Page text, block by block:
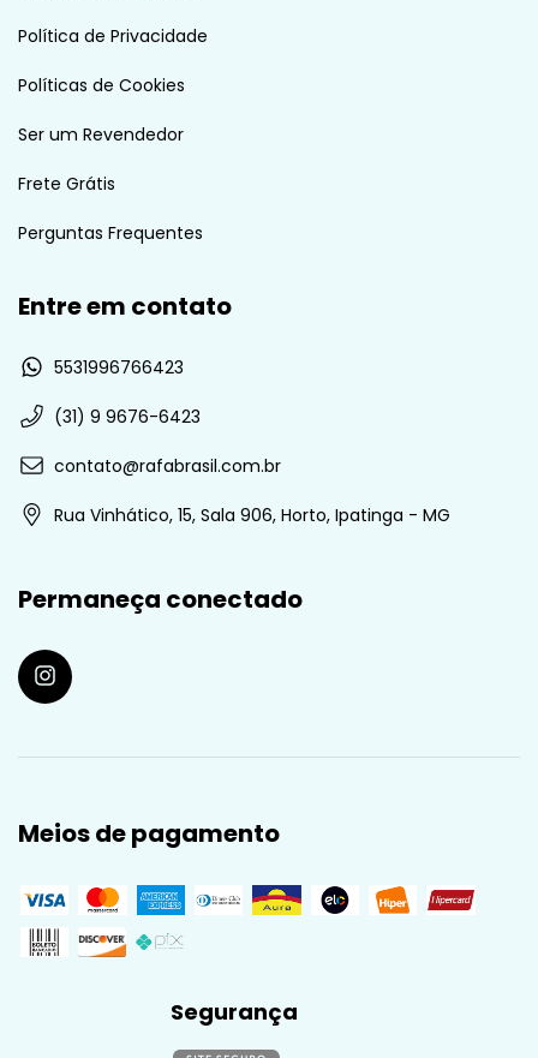
Política de Privacidade
Políticas de Cookies
Ser um Revendedor
Frete Grátis
Perguntas Frequentes
Entre em contato
5531996766423
(31) 9 9676-6423
contato@rafabrasil.com.br
Rua Vinhático, 15, Sala 906, Horto, Ipatinga - MG
Permaneça conectado
Meios de pagamento
Segurança